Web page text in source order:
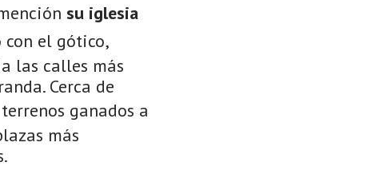
su iglesia
el gótico,
las calles más
Cerca de
ganados a
más